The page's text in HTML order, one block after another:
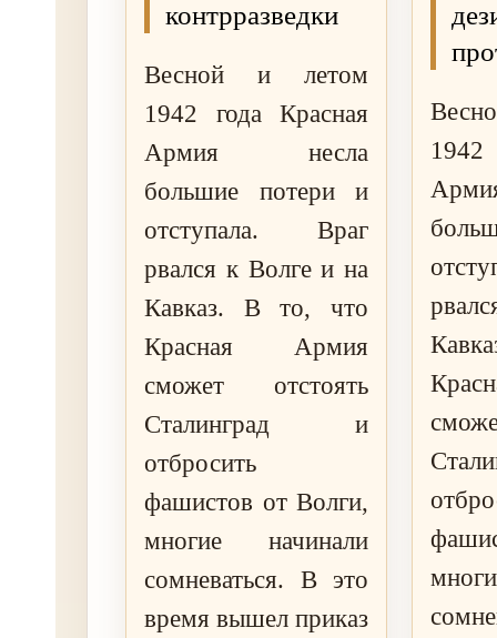
контрразведки
Весной и летом
1942 года Красная
Армия несла
большие потери и
отступала. Враг
рвался к Волге и на
Кавказ. В то, что
Красная Армия
сможет отстоять
Сталинград и
отбросить
фашистов от Волги,
многие начинали
сомневаться. В это
время вышел приказ
1942